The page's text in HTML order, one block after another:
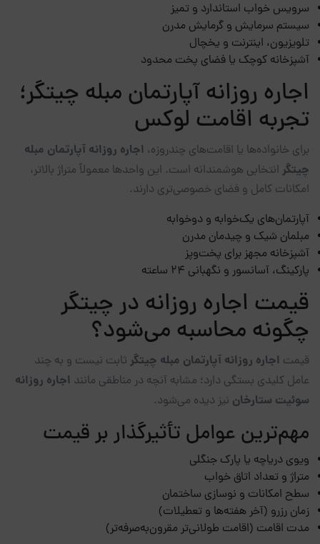
سرویس خواب استاندارد و تمیز
سیستم سرمایش و گرمایش مدرن
تلویزیون، اینترنت و یخچال
آشپزخانه کوچک یا فضای پخت محدود
اجاره روزانه آپارتمان مبله چیتگر؛
تجربه اقامت لوکس
برای خانواده‌ها یا اقامت‌های چندروزه، اجاره روزانه آپارتمان مبله
چیتگر انتخابی هوشمندانه است. این واحدها معمولاً متراژ بالاتر،
امکانات کامل و فضای خصوصی‌تری دارند.
آپارتمان‌های یک‌خوابه و دوخوابه
مبلمان شیک و چیدمان مدرن
آشپزخانه مجهز برای پخت‌وپز
پارکینگ، آسانسور و نگهبانی ۲۴ ساعته
قیمت اجاره روزانه در چیتگر
چگونه محاسبه می‌شود؟
قیمت اجاره روزانه آپارتمان مبله چیتگر ثابت نیست و به چند
عامل کلیدی بستگی دارد؛ مشابه آنچه در مناطقی مانند اجاره روزانه
سوئیت ستارخان نیز دیده می‌شود.
مهم‌ترین عوامل تأثیرگذار بر قیمت
ویوی دریاچه یا پارک جنگلی
متراژ و تعداد اتاق خواب
سطح امکانات و نوسازی ساختمان
زمان رزرو (آخر هفته‌ها و تعطیلات)
مدت اقامت (اقامت طولانی‌تر مقرون‌به‌صرفه‌تر)